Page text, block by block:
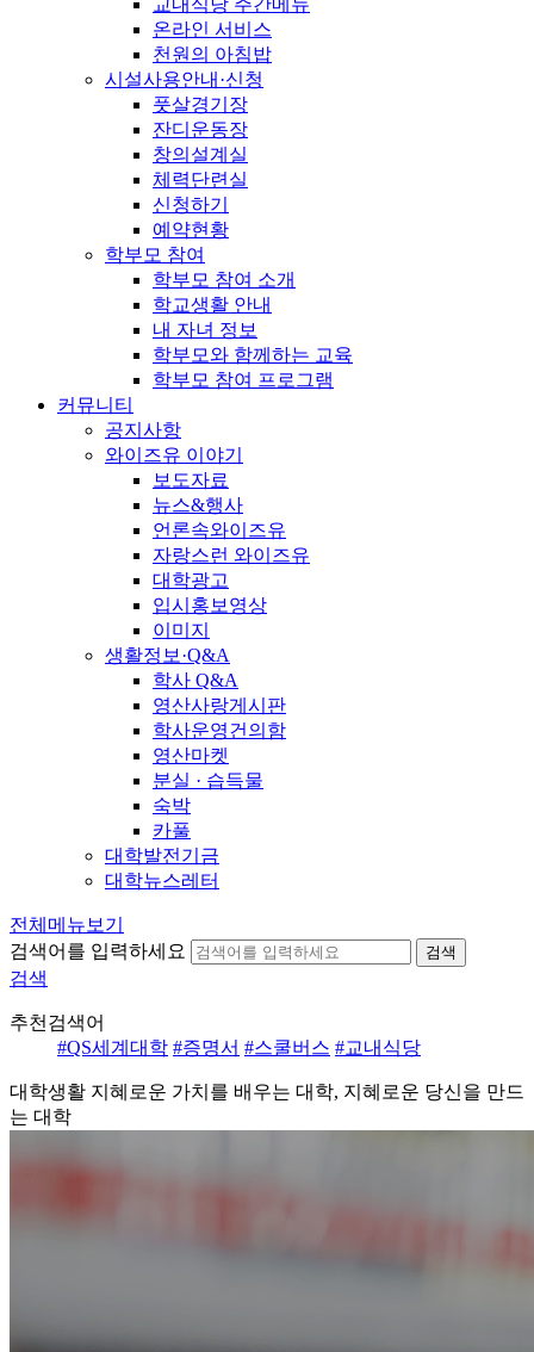
온라인 서비스
천원의 아침밥
시설사용안내·신청
풋살경기장
잔디운동장
창의설계실
체력단련실
신청하기
예약현황
학부모 참여
학부모 참여 소개
학교생활 안내
내 자녀 정보
학부모와 함께하는 교육
학부모 참여 프로그램
커뮤니티
공지사항
와이즈유 이야기
보도자료
뉴스&행사
언론속와이즈유
자랑스런 와이즈유
대학광고
입시홍보영상
이미지
생활정보·Q&A
학사 Q&A
영산사랑게시판
학사운영건의함
영산마켓
분실 · 습득물
숙박
카풀
대학발전기금
대학뉴스레터
전체메뉴보기
검색어를 입력하세요
검색
검색
추천검색어
#QS세계대학 #증명서 #스쿨버스 #교내식당
대학생활 지혜로운 가치를 배우는 대학, 지혜로운 당신을 만드
는 대학